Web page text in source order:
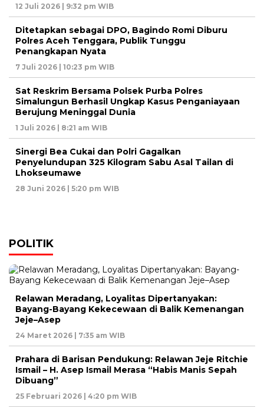
12 Juli 2026 | 9:32 pm WIB
Ditetapkan sebagai DPO, Bagindo Romi Diburu
Polres Aceh Tenggara, Publik Tunggu
Penangkapan Nyata
7 Juli 2026 | 10:23 pm WIB
Sat Reskrim Bersama Polsek Purba Polres
Simalungun Berhasil Ungkap Kasus Penganiayaan
Berujung Meninggal Dunia
1 Juli 2026 | 8:21 am WIB
Sinergi Bea Cukai dan Polri Gagalkan
Penyelundupan 325 Kilogram Sabu Asal Tailan di
Lhokseumawe
28 Juni 2026 | 5:20 pm WIB
POLITIK
Relawan Meradang, Loyalitas Dipertanyakan:
Bayang-Bayang Kekecewaan di Balik Kemenangan
Jeje–Asep
24 Maret 2026 | 7:35 am WIB
Prahara di Barisan Pendukung: Relawan Jeje Ritchie
Ismail – H. Asep Ismail Merasa “Habis Manis Sepah
Dibuang”
25 Februari 2026 | 4:20 pm WIB